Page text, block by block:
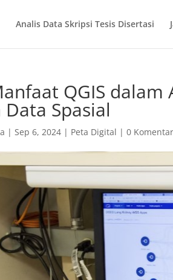
Analis Data Skripsi Tesis Disertasi
QGIS
Spasial
|Sep 6, 2024 | Peta Digital |0 Komentar